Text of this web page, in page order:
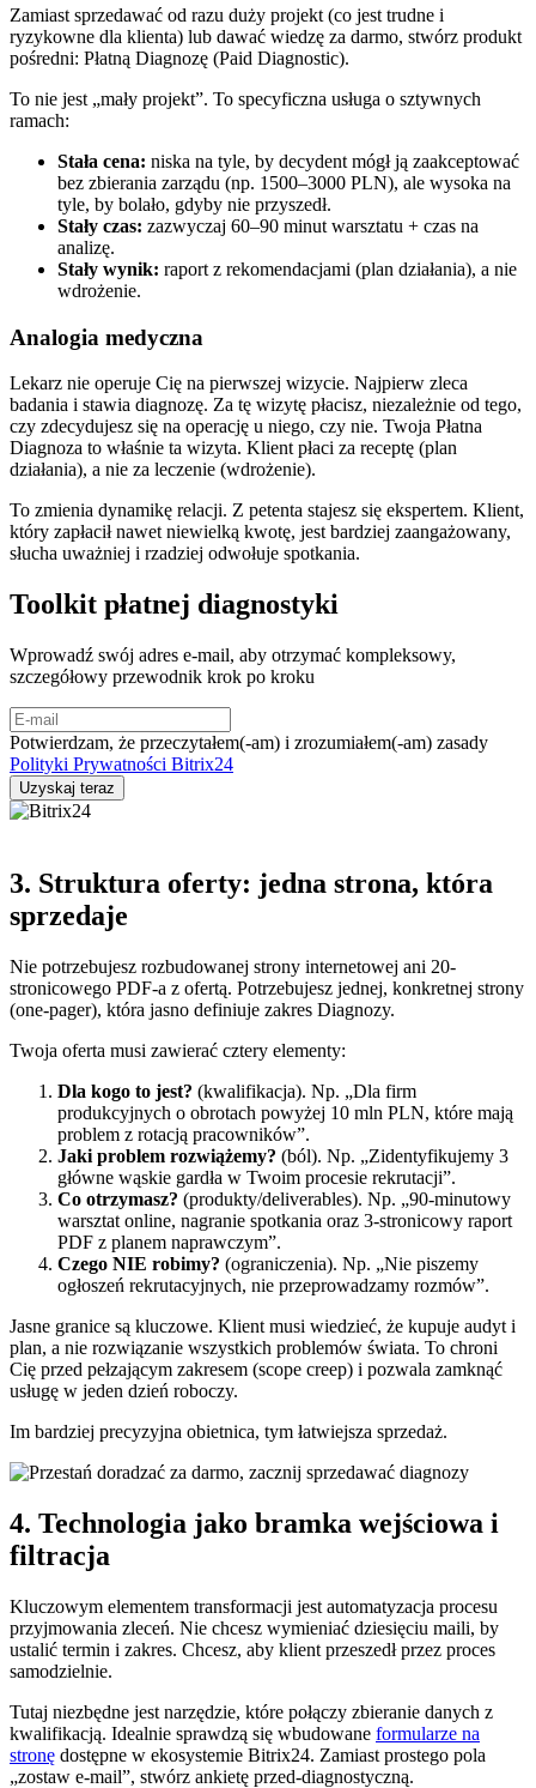
Zamiast sprzedawać od razu duży projekt (co jest trudne i
ryzykowne dla klienta) lub dawać wiedzę za darmo, stwórz produkt
pośredni: Płatną Diagnozę (Paid Diagnostic).
To nie jest „mały projekt”. To specyficzna usługa o sztywnych
ramach:
Stała cena: niska na tyle, by decydent mógł ją zaakceptować
bez zbierania zarządu (np. 1500–3000 PLN), ale wysoka na
tyle, by bolało, gdyby nie przyszedł.
Stały czas: zazwyczaj 60–90 minut warsztatu + czas na
analizę.
Stały wynik: raport z rekomendacjami (plan działania), a nie
wdrożenie.
Analogia medyczna
Lekarz nie operuje Cię na pierwszej wizycie. Najpierw zleca
badania i stawia diagnozę. Za tę wizytę płacisz, niezależnie od tego,
czy zdecydujesz się na operację u niego, czy nie. Twoja Płatna
Diagnoza to właśnie ta wizyta. Klient płaci za receptę (plan
działania), a nie za leczenie (wdrożenie).
To zmienia dynamikę relacji. Z petenta stajesz się ekspertem. Klient,
który zapłacił nawet niewielką kwotę, jest bardziej zaangażowany,
słucha uważniej i rzadziej odwołuje spotkania.
Toolkit płatnej diagnostyki
Wprowadź swój adres e-mail, aby otrzymać kompleksowy,
szczegółowy przewodnik krok po kroku
Potwierdzam, że przeczytałem(-am) i zrozumiałem(-am) zasady
Polityki Prywatności Bitrix24
3. Struktura oferty: jedna strona, która
sprzedaje
Nie potrzebujesz rozbudowanej strony internetowej ani 20-
stronicowego PDF-a z ofertą. Potrzebujesz jednej, konkretnej strony
(one-pager), która jasno definiuje zakres Diagnozy.
Twoja oferta musi zawierać cztery elementy:
Dla kogo to jest? (kwalifikacja). Np. „Dla firm
produkcyjnych o obrotach powyżej 10 mln PLN, które mają
problem z rotacją pracowników”.
Jaki problem rozwiążemy? (ból). Np. „Zidentyfikujemy 3
główne wąskie gardła w Twoim procesie rekrutacji”.
Co otrzymasz? (produkty/deliverables). Np. „90-minutowy
warsztat online, nagranie spotkania oraz 3-stronicowy raport
PDF z planem naprawczym”.
Czego NIE robimy? (ograniczenia). Np. „Nie piszemy
ogłoszeń rekrutacyjnych, nie przeprowadzamy rozmów”.
Jasne granice są kluczowe. Klient musi wiedzieć, że kupuje audyt i
plan, a nie rozwiązanie wszystkich problemów świata. To chroni
Cię przed pełzającym zakresem (scope creep) i pozwala zamknąć
usługę w jeden dzień roboczy.
Im bardziej precyzyjna obietnica, tym łatwiejsza sprzedaż.
4. Technologia jako bramka wejściowa i
filtracja
Kluczowym elementem transformacji jest automatyzacja procesu
przyjmowania zleceń. Nie chcesz wymieniać dziesięciu maili, by
ustalić termin i zakres. Chcesz, aby klient przeszedł przez proces
samodzielnie.
Tutaj niezbędne jest narzędzie, które połączy zbieranie danych z
kwalifikacją. Idealnie sprawdzą się wbudowane formularze na
stronę dostępne w ekosystemie Bitrix24. Zamiast prostego pola
„zostaw e-mail”, stwórz ankietę przed-diagnostyczną.